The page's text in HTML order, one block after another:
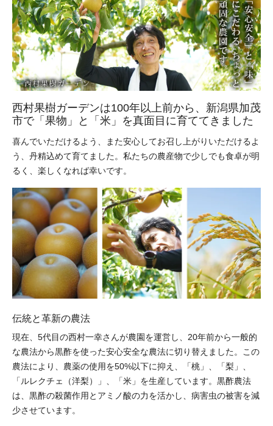
西村果樹ガーデンは100年以上前から、新潟県加茂
市で「果物」と「米」を真面目に育ててきました
喜んでいただけるよう、また安心してお召し上がりいただけるよ
う、丹精込めて育てました。私たちの農産物で少しでも食卓が明
るく、楽しくなれば幸いです。
伝統と革新の農法
現在、5代目の西村一幸さんが農園を運営し、20年前から一般的
な農法から黒酢を使った安心安全な農法に切り替えました。この
農法により、農薬の使用を50%以下に抑え、「桃」、「梨」、
「ルレクチェ（洋梨）」、「米」を生産しています。黒酢農法
は、黒酢の殺菌作用とアミノ酸の力を活かし、病害虫の被害を減
少させています。